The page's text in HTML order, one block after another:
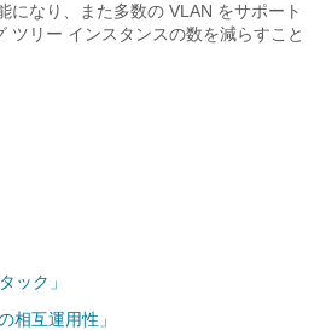
になり、また多数の VLAN をサポート
ツリー インスタンスの数を減らすこと
ック」
相互運用性」